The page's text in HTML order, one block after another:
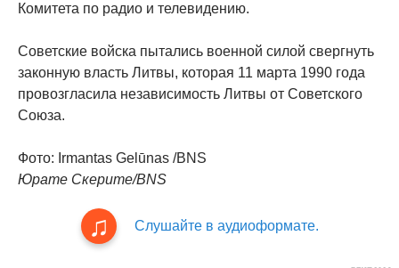
Комитета по радио и телевидению.
Советские войска пытались военной силой свергнуть
законную власть Литвы, которая 11 марта 1990 года
провозгласила независимость Литвы от Советского
Союза.
Фото: Irmantas Gelūnas /BNS
Юрате Скерите/BNS
Слушайте в аудиоформате.